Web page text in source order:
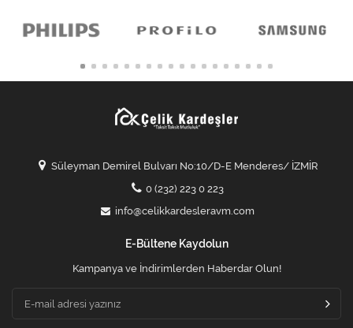
Süleyman Demirel Bulvarı No:10/D-E Menderes/ İZMİR
0 (232) 223 0 223
info@celikkardesleravm.com
E-Bültene Kaydolun
Kampanya ve İndirimlerden Haberdar Olun!